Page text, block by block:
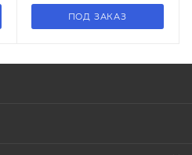
ПОД ЗАКАЗ